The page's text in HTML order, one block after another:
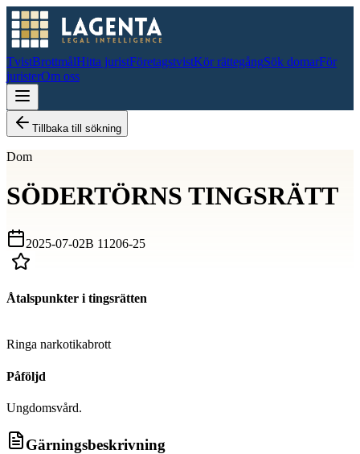
TvistBrottmålHitta juristFöretagstvistKör rättegångSök domarFör
juristerOm oss
Tillbaka till sökning
Dom
SÖDERTÖRNS TINGSRÄTT
2025-07-02B 11206-25
Åtalspunkter i tingsrätten
Ringa narkotikabrott
Påföljd
Ungdomsvård.
Gärningsbeskrivning